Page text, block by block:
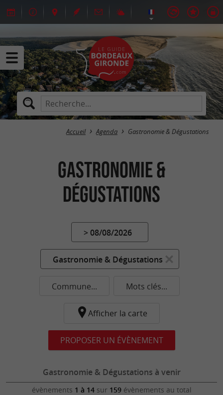
Accueil Agenda Gastronomie & Dégustations
Gastronomie &
Dégustations
> 08/08/2026
Gastronomie & Dégustations
Commune... Mots clés...
Afficher la carte
PROPOSER UN ÉVÈNEMENT
Gastronomie & Dégustations à venir
évènements 1 à 14sur 159évènements au total